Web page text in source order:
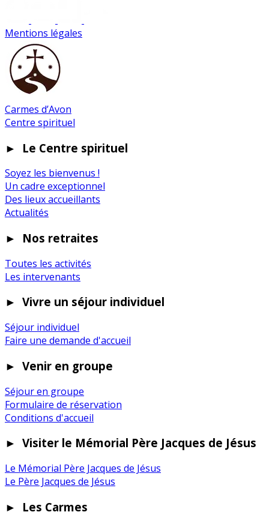
Mentions légales
Carmes d’Avon
Centre spirituel
► Le Centre spirituel
Soyez les bienvenus !
Un cadre exceptionnel
Des lieux accueillants
Actualités
► Nos retraites
Toutes les activités
Les intervenants
► Vivre un séjour individuel
Séjour individuel
Faire une demande d'accueil
► Venir en groupe
Séjour en groupe
Formulaire de réservation
Conditions d'accueil
► Visiter le Mémorial Père Jacques de Jésus
Le Mémorial Père Jacques de Jésus
Le Père Jacques de Jésus
► Les Carmes